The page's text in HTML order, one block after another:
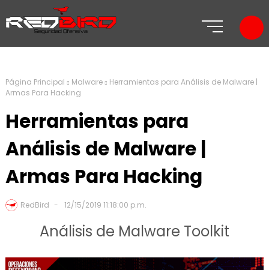
Página Principal Malware
Herramientas para Análisis de Malware |
Armas Para Hacking
Herramientas para
Análisis de Malware |
Armas Para Hacking
RedBird 12/15/2019 11:18:00 p.m.
Análisis de Malware Toolkit